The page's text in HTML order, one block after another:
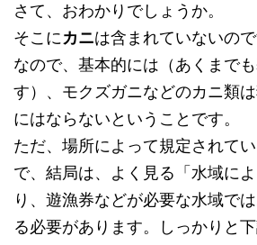
さて、おわかりでしょうか。
そこにカニは含まれていないので
なので、基本的には（あくまで
す）、モクズガニなどのカニ類
にはならないということです。
ただ、場所によって規定されて
で、結局は、よく見る「水域に
り、遊漁券などが必要な水域で
る必要があります。しっかりと